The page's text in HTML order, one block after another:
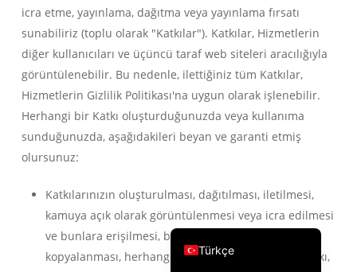
icra etme, yayınlama, dağıtma veya yayınlama fırsatı
sunabiliriz (toplu olarak "Katkılar"). Katkılar, Hizmetlerin
diğer kullanıcıları ve üçüncü taraf web siteleri aracılığıyla
görüntülenebilir. Bu nedenle, ilettiğiniz tüm Katkılar,
Hizmetlerin Gizlilik Politikası'na uygun olarak işlenebilir.
Herhangi bir Katkı oluşturduğunuzda veya kullanıma
sunduğunuzda, aşağıdakileri beyan ve garanti etmiş
olursunuz:
Katkılarınızın oluşturulması, dağıtılması, iletilmesi,
kamuya açık olarak görüntülenmesi veya icra edilmesi
ve bunlara erişilmesi, bunların indirilmesi veya
kopyalanması, herhangi bir üçüncü şahsın telif hakkı,
Türkçe
English
简体中文
한국어
Русский
Français
Deutsch
Italiano